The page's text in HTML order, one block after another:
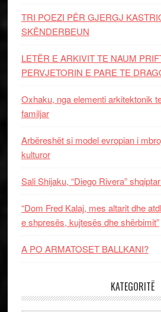
TRI POEZI PËR GJERGJ
SKËNDERBEUN
LETËR E ARKIVIT TE NAUM
PERVJETORIN E PARE TE
Oxhaku, nga elementi arkitektonik
familjar
Arbëreshët si model evropian i
kulturor
Sali Shijaku, “Diego Rivera”
“Dom Fred Kalaj, mes altarit dhe
e shpresës, kujtesës dhe shërbimit”
A PO ARMATOSET BALLKANI?
KATEGORITË